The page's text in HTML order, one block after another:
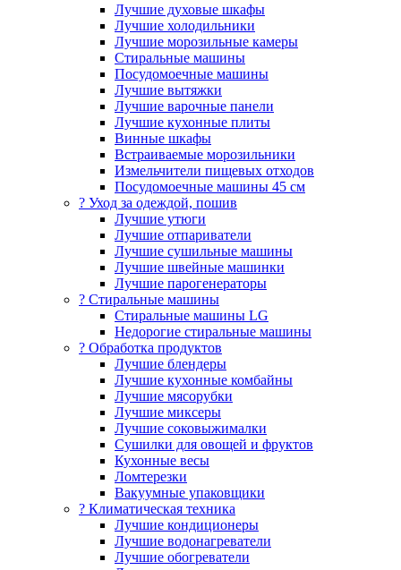
Лучшие духовые шкафы
Лучшие холодильники
Лучшие морозильные камеры
Стиральные машины
Посудомоечные машины
Лучшие вытяжки
Лучшие варочные панели
Лучшие кухонные плиты
Винные шкафы
Встраиваемые морозильники
Измельчители пищевых отходов
Посудомоечные машины 45 см
? Уход за одеждой, пошив
Лучшие утюги
Лучшие отпариватели
Лучшие сушильные машины
Лучшие швейные машинки
Лучшие парогенераторы
? Стиральные машины
Стиральные машины LG
Недорогие стиральные машины
? Обработка продуктов
Лучшие блендеры
Лучшие кухонные комбайны
Лучшие мясорубки
Лучшие миксеры
Лучшие соковыжималки
Сушилки для овощей и фруктов
Кухонные весы
Ломтерезки
Вакуумные упаковщики
?️ Климатическая техника
Лучшие кондиционеры
Лучшие водонагреватели
Лучшие обогреватели